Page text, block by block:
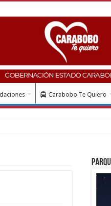
Carabobo Te Quiero